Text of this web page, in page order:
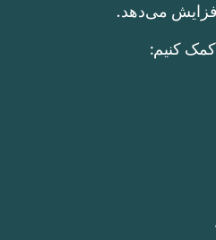
می‌دهد.
کمک کنیم: